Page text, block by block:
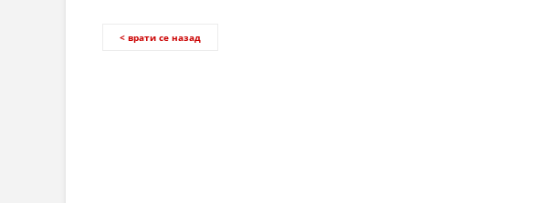
< врати се назад